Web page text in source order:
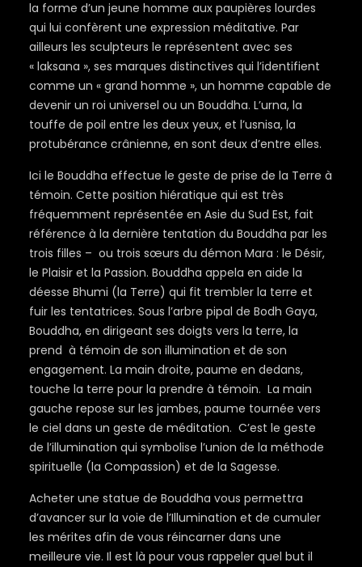
la forme d’un jeune homme aux paupières lourdes
qui lui confèrent une expression méditative. Par
ailleurs les sculpteurs le représentent avec ses
« laksana », ses marques distinctives qui l’identifient
comme un « grand homme », un homme capable de
devenir un roi universel ou un Bouddha. L’urna, la
touffe de poil entre les deux yeux, et l’usnisa, la
protubérance crânienne, en sont deux d’entre elles.
Ici le Bouddha effectue le geste de prise de la Terre à
témoin. Cette position hiératique qui est très
fréquemment représentée en Asie du Sud Est, fait
référence à la dernière tentation du Bouddha par les
trois filles – ou trois sœurs du démon Mara : le Désir,
le Plaisir et la Passion. Bouddha appela en aide la
déesse Bhumi (la Terre) qui fit trembler la terre et
fuir les tentatrices. Sous l’arbre pipal de Bodh Gaya,
Bouddha, en dirigeant ses doigts vers la terre, la
prend à témoin de son illumination et de son
engagement. La main droite, paume en dedans,
touche la terre pour la prendre à témoin. La main
gauche repose sur les jambes, paume tournée vers
le ciel dans un geste de méditation. C’est le geste
de l’illumination qui symbolise l’union de la méthode
spirituelle (la Compassion) et de la Sagesse.
Acheter une statue de Bouddha vous permettra
d’avancer sur la voie de l’Illumination et de cumuler
les mérites afin de vous réincarner dans une
meilleure vie. Il est là pour vous rappeler quel but il